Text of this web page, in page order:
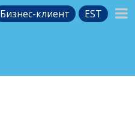
Бизнес-клиент EST